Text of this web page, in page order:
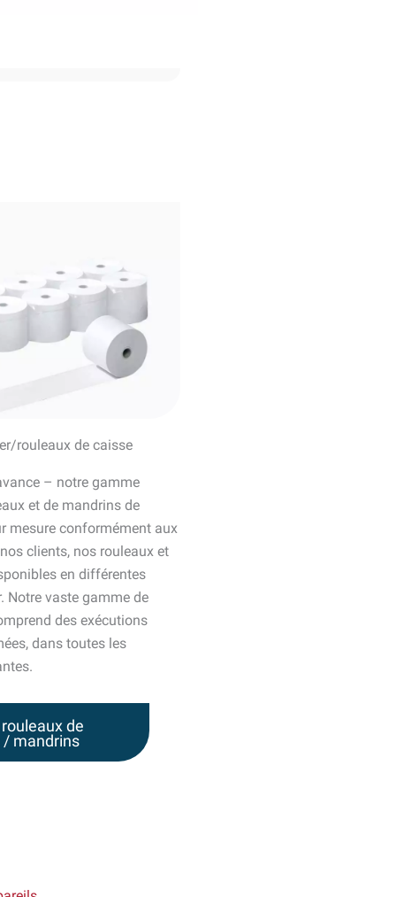
rouleaux de caisse
– notre gamme
et de mandrins de
mesure conformément aux
clients, nos rouleaux et
en différentes
Notre vaste gamme de
des exécutions
dans toutes les
de
/ mandrins